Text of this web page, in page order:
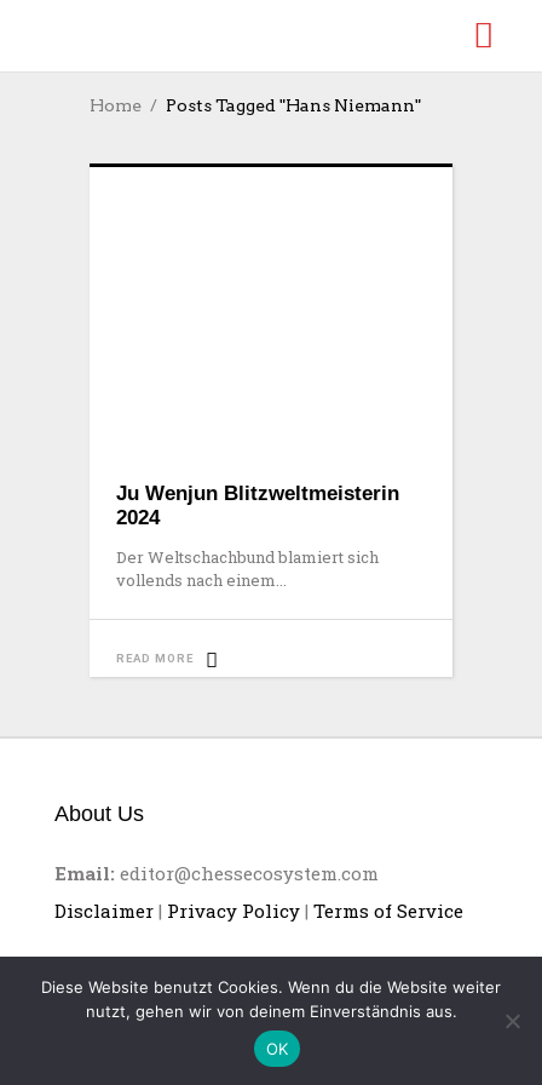
Home Posts Tagged "Hans Niemann"
Ju Wenjun Blitzweltmeisterin
2024
Der Weltschachbund blamiert sich
vollends nach einem
READ MORE
About Us
Email: editor@chessecosystem.com
Disclaimer | Privacy Policy | Terms of Service
CHESS ECOSYSTEM
Diese Website benutzt Cookies. Wenn du die Website weiter
nutzt, gehen wir von deinem Einverständnis aus.
OK